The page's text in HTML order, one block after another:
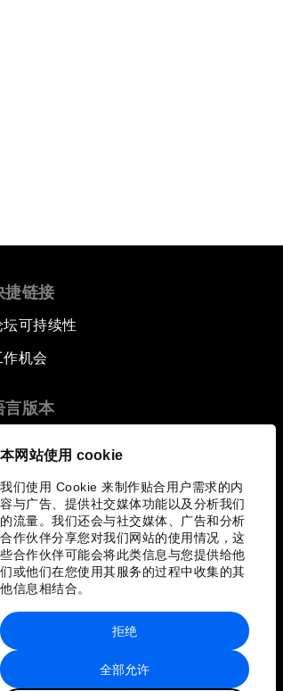
本网站使用 cookie
我们使用 Cookie 来制作贴合用户需求的内
容与广告、提供社交媒体功能以及分析我们
的流量。我们还会与社交媒体、广告和分析
合作伙伴分享您对我们网站的使用情况，这
些合作伙伴可能会将此类信息与您提供给他
们或他们在您使用其服务的过程中收集的其
他信息相结合。
全部允许
拒绝
捷链接
坛可持续性
作机会
言版本